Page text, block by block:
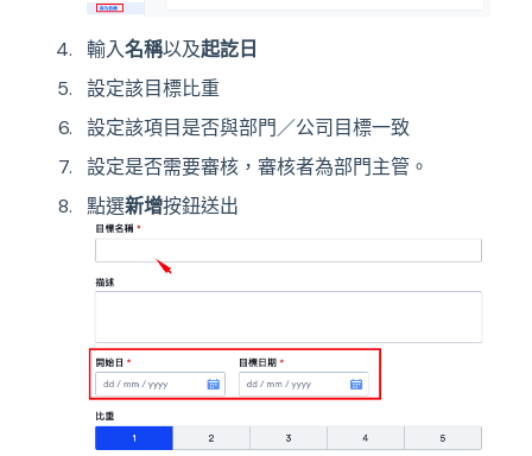
輸入名稱以及起訖日
設定該目標比重
設定該項目是否與部門／公司目標一致
設定是否需要審核，審核者為部門主管。
點選新增按鈕送出